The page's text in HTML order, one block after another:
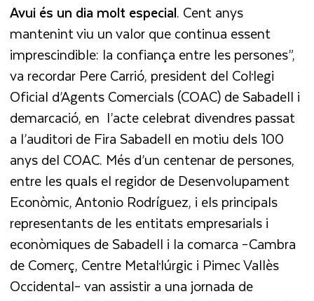
Avui és un dia molt especial. Cent anys
mantenint viu un valor que continua essent
imprescindible: la confiança entre les persones”,
va recordar Pere Carrió, president del Col·legi
Oficial d’Agents Comercials (COAC) de Sabadell i
demarcació, en l’acte celebrat divendres passat
a l’auditori de Fira Sabadell en motiu dels 100
anys del COAC. Més d’un centenar de persones,
entre les quals el regidor de Desenvolupament
Econòmic, Antonio Rodríguez, i els principals
representants de les entitats empresarials i
econòmiques de Sabadell i la comarca –Cambra
de Comerç, Centre Metal·lúrgic i Pimec Vallès
Occidental– van assistir a una jornada de